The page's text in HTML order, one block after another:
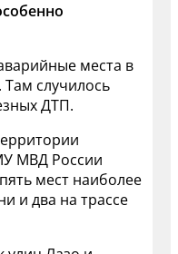
места в
случилось
ДТП.
МВД России
мест наиболее
и два на трассе